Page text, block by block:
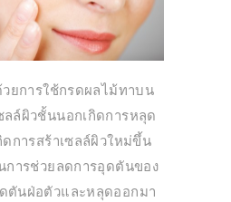
วยการใช้กรดผลไม้ทาบน
ลล์ผิวชั้นนอกเกิดการหลุด
การสร้าเซลล์ผิวใหม่ขึ้น
การช่วยลดการอุดตันของ
ตันฝ่อตัวและหลุดออกมา